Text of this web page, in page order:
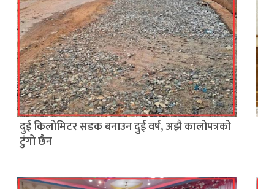
दुई किलोमिटर सडक बनाउन दुई वर्ष, अझै कालोपत्रको
टुंगो छैन